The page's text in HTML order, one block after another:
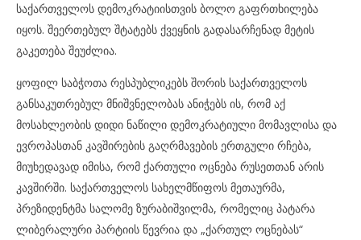
საქართველოს დემოკრატიისთვის ბოლო გაფრთხილება
იყოს. შეერთებულ შტატებს ქვეყნის გადასარჩენად მეტის
გაკეთება შეუძლია.
ყოფილ საბჭოთა რესპუბლიკებს შორის საქართველოს
განსაკუთრებულ მნიშვნელობას ანიჭებს ის, რომ აქ
მოსახლეობის დიდი ნაწილი დემოკრატიული მომავლისა და
ევროპასთან კავშირების გაღრმავების ერთგული რჩება,
მიუხედავად იმისა, რომ ქართული ოცნება რუსეთთან არის
კავშირში. საქართველოს სახელმწიფოს მეთაურმა,
პრეზიდენტმა სალომე ზურაბიშვილმა, რომელიც პატარა
ლიბერალური პარტიის წევრია და „ქართულ ოცნებას“